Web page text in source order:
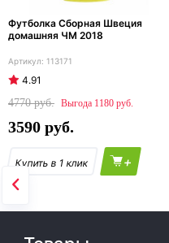
Футболка Сборная Швеция
домашняя ЧМ 2018
113171
4.91
4770
1180
3590
+